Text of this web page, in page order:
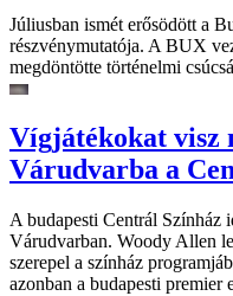
Júliusban ismét erősödött a
részvénymutatója. A BUX
megdöntötte történelmi
Vígjátékokat visz
Várudvarba a
A budapesti Centrál Színház
Várudvarban. Woody Allen
szerepel a színház
azonban a budapesti premier